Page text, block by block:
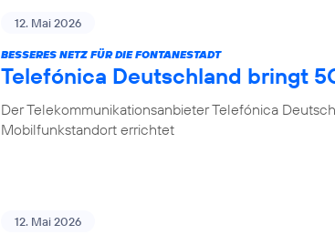
12. Mai 2026
BESSERES NETZ FÜR DIE FONTANESTADT
Telefónica Deutschland bringt
Der Telekommunikationsanbieter Telefónica
Mobilfunkstandort errichtet
12. Mai 2026